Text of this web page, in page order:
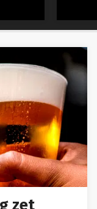
zet